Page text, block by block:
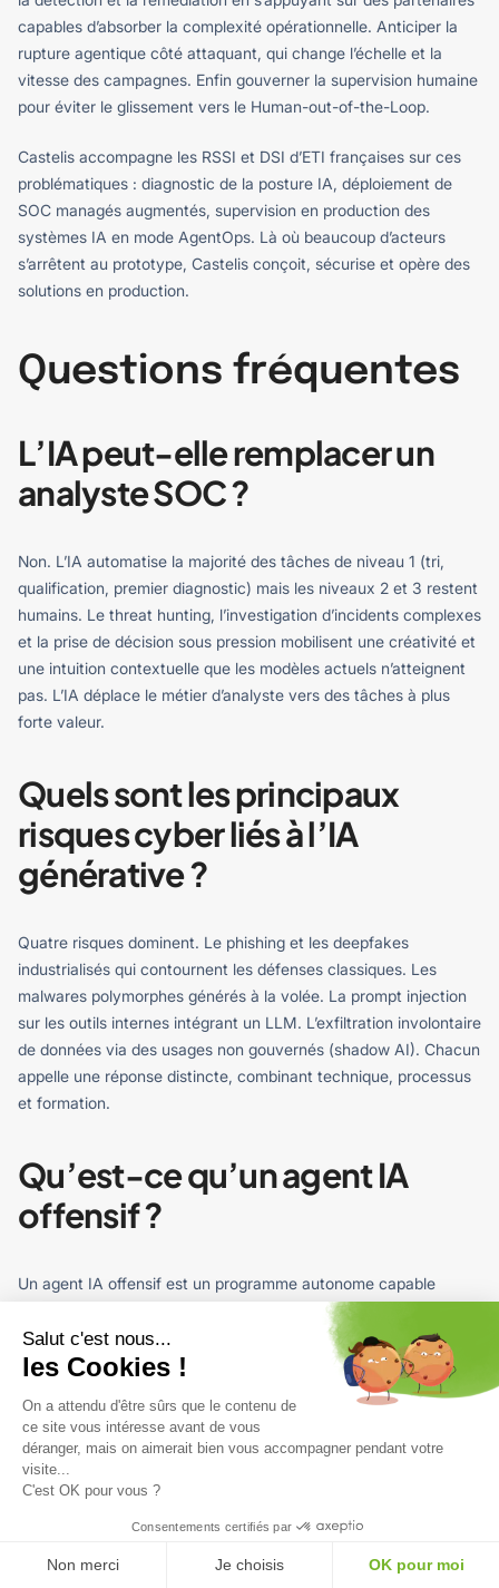
Salut c'est nous...
les Cookies !
On a attendu d'être sûrs que le contenu de
ce site vous intéresse avant de vous
déranger, mais on aimerait bien vous accompagner pendant votre
visite...
C'est OK pour vous ?
Consentements certifiés par
Non merci Je choisis OK pour moi
capables d’absorber la complexité opérationnelle. Anticiper la
rupture agentique côté attaquant, qui change l’échelle et la
vitesse des campagnes. Enfin gouverner la supervision humaine
pour éviter le glissement vers le Human-out-of-the-Loop.
Castelis accompagne les RSSI et DSI d’ETI françaises sur ces
problématiques : diagnostic de la posture IA, déploiement de
SOC managés augmentés, supervision en production des
systèmes IA en mode AgentOps. Là où beaucoup d’acteurs
s’arrêtent au prototype, Castelis conçoit, sécurise et opère des
solutions en production.
Questions fréquentes
L’IA peut-elle remplacer un
analyste SOC ?
Non. L’IA automatise la majorité des tâches de niveau 1 (tri,
qualification, premier diagnostic) mais les niveaux 2 et 3 restent
humains. Le threat hunting, l’investigation d’incidents complexes
et la prise de décision sous pression mobilisent une créativité et
une intuition contextuelle que les modèles actuels n’atteignent
pas. L’IA déplace le métier d’analyste vers des tâches à plus
forte valeur.
Quels sont les principaux
risques cyber liés à l’IA
générative ?
Quatre risques dominent. Le phishing et les deepfakes
industrialisés qui contournent les défenses classiques. Les
malwares polymorphes générés à la volée. La prompt injection
sur les outils internes intégrant un LLM. L’exfiltration involontaire
de données via des usages non gouvernés (shadow AI). Chacun
appelle une réponse distincte, combinant technique, processus
et formation.
Qu’est-ce qu’un agent IA
offensif ?
Un agent IA offensif est un programme autonome capable
d’enchaîner les étapes d’une cyberattaque sans intervention
humaine continue. Il peut effectuer la reconnaissance d’une
cible, identifier des vulnérabilités, exploiter une faille, se
déplacer latéralement et exfiltrer des données. Des frameworks
open source rendent ces capacités accessibles à des acteurs
malveillants moins outillés qu’avant, augmentant à la fois la
vitesse et l’échelle des attaques.
Comment l’ANSSI encadre-t-